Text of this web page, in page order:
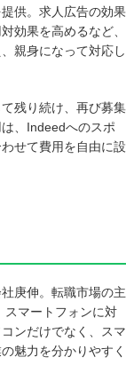
供。求人広告の効果
効果を高めるなど、
親身になって対応し
残り続け、再び募集
、Indeedへのスポ
せて費用を自由に設
庚伸。転職市場の主
スマートフォンに対
ンだけでなく、スマ
魅力を分かりやすく